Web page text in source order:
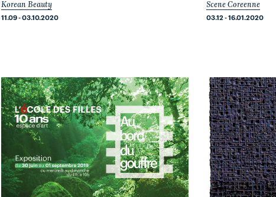
Korean Beauty
11.09 - 03.10.2020
Scene Coreenne
03.12 - 16.01.2020